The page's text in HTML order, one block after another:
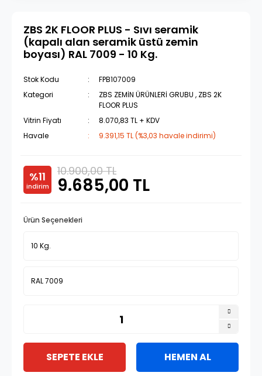
ZBS 2K FLOOR PLUS - Sıvı seramik
(kapalı alan seramik üstü zemin
boyası) RAL 7009 - 10 Kg.
Stok Kodu
FPB107009
Kategori
ZBS ZEMİN ÜRÜNLERİ GRUBU , ZBS 2K
FLOOR PLUS
Vitrin Fiyatı
8.070,83 TL + KDV
Havale
9.391,15 TL (%3,03 havale indirimi)
%11
indirim
10.900,00 TL
9.685,00 TL
Ürün Seçenekleri
SEPETE EKLE HEMEN AL